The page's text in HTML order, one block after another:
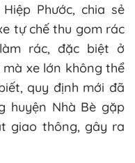
Phước, chia sẻ
tự chế thu gom rác
rác, đặc biệt ở
mà xe lớn không thể
quy định mới đã
huyện Nhà Bè gặp
giao thông, gây ra